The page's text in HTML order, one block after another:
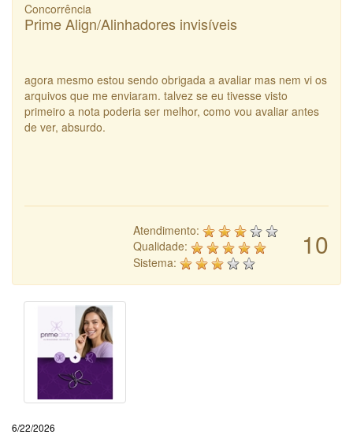
Concorrência
Prime Align/Alinhadores invisíveis
agora mesmo estou sendo obrigada a avaliar mas nem vi os
arquivos que me enviaram. talvez se eu tivesse visto
primeiro a nota poderia ser melhor, como vou avaliar antes
de ver, absurdo.
10
Atendimento:
Qualidade:
Sistema:
6/22/2026